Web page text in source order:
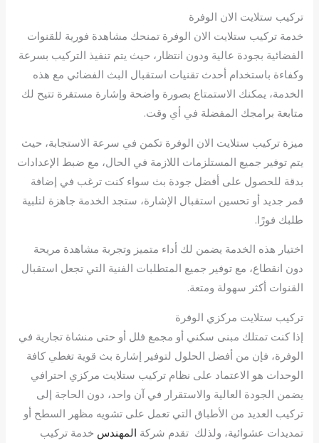
تركيب ستلايت الان الوفرة
خدمة تركيب ستلايت الان الوفرة تمنحك مشاهدة فورية للقنوات
الفضائية بجودة عالية ودون انتظار، حيث يتم تنفيذ التركيب بسرعة
وكفاءة باستخدام أحدث تقنيات استقبال البث الفضائي مع هذه
الخدمة، يمكنك الاستمتاع بصورة واضحة وإشارة مستقرة تتيح لك
متابعة برامجك المفضلة في أي وقت.
ميزة تركيب ستلايت الان الوفرة تكمن في سرعة الاستجابة، حيث
يتم توفير جميع المستلزمات اللازمة في الحال، مع ضبط الإعدادات
بدقة للحصول على أفضل جودة بث سواء كنت ترغب في إضافة
قمر جديد أو تحسين استقبال الإشارة، ستجد الخدمة جاهزة لتلبية
طلبك فورًا.
اختيار هذه الخدمة يضمن لك أداء متميز وتجربة مشاهدة مريحة
دون انقطاع، مع توفير جميع المتطلبات الفنية التي تجعل استقبال
القنوات أكثر سهولة ومتعة.
تركيب ستلايت مركزي الوفرة
إذا كنت تمتلك مبنى سكني أو مجمع فلل أو حتى منشاة تجارية في
الوفرة، فإن من أفضل الحلول لتوفير إشارة بث قوية تغطي كافة
الوحدات هو الاعتماد على نظام تركيب ستلايت مركزي احترافي
يضمن الجودة العالية والاستقرار في آن واحد، دون الحاجة إلى
تركيب العديد من الأطباق التي تعمل على تشويه مظهر السطح أو
تمديدات عشوائية، ولذلك تقدم شركة المهندس خدمة تركيب